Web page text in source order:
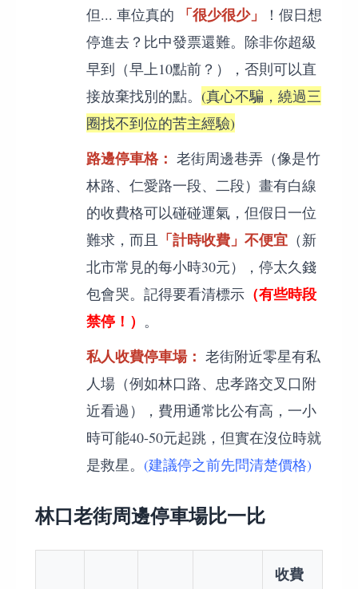
但... 車位真的 「很少很少」
！假日想
停進去？比中發票還難。除非你超級
早到（早上10點前？），否則可以直
接放棄找別的點。 (真心不騙，繞過三
圈找不到位的苦主經驗)
路邊停車格： 老街周邊巷弄（像是竹
林路、仁愛路一段、二段）畫有白線
的收費格可以碰碰運氣，但假日一位
難求，而且 「計時收費」不便宜 （新
北市常見的每小時30元），停太久錢
包會哭。記得要看清標示 （有些時段
禁停！） 。
私人收費停車場： 老街附近零星有私
人場（例如林口路、忠孝路交叉口附
近看過），費用通常比公有高，一小
時可能40-50元起跳，但實在沒位時就
是救星。 (建議停之前先問清楚價格)
林口老街周邊停車場比一比
收費